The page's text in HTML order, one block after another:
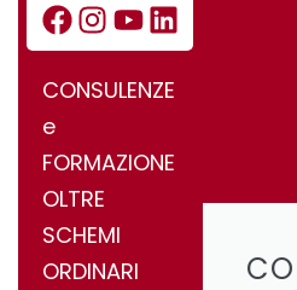
CONSULENZE
e
FORMAZIONE
OLTRE
SCHEMI
ORDINARI
CO